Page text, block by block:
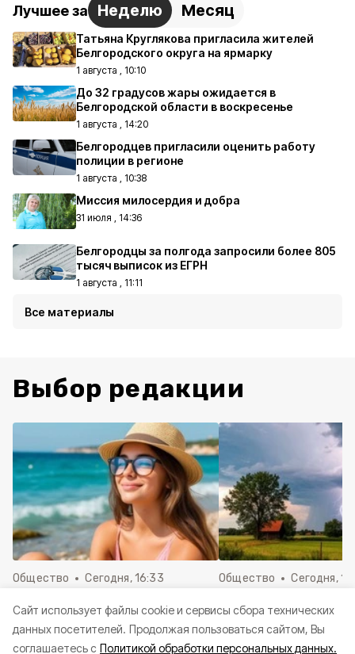
Cайт использует файлы cookie и сервисы сбора технических
данных посетителей. Продолжая пользоваться сайтом, Вы
соглашаетесь с Политикой обработки персональных данных.
Лучшее за Неделю Месяц
Татьяна Круглякова пригласила жителей
Белгородского округа на ярмарку
1 августа , 10:10
До 32 градусов жары ожидается в
Белгородской области в воскресенье
1 августа , 14:20
Белгородцев пригласили оценить работу
полиции в регионе
1 августа , 10:38
Миссия милосердия и добра
31 июля , 14:36
Белгородцы за полгода запросили более 805
тысяч выписок из ЕГРН
1 августа , 11:11
Все материалы
Выбор редакции
Общество Сегодня, 16:33
защититься от ротавируса на
отдыхе
Общество Сегодня,
градусов
Белгородской